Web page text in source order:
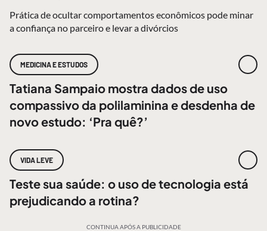
Prática de ocultar comportamentos econômicos pode minar
a confiança no parceiro e levar a divórcios
MEDICINA E ESTUDOS
Tatiana Sampaio mostra dados de uso
compassivo da polilaminina e desdenha de
novo estudo: ‘Pra quê?’
VIDA LEVE
Teste sua saúde: o uso de tecnologia está
prejudicando a rotina?
CONTINUA APÓS A PUBLICIDADE